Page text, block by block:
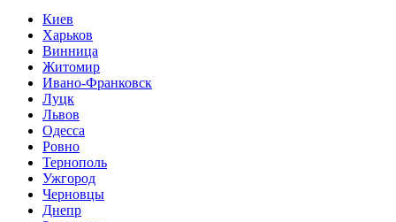
Киев
Харьков
Винница
Житомир
Ивано-Франковск
Луцк
Львов
Одесса
Ровно
Тернополь
Ужгород
Черновцы
Днепр